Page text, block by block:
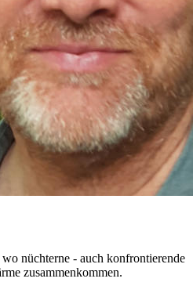
nüchterne - auch konfrontierende
zusammenkommen.